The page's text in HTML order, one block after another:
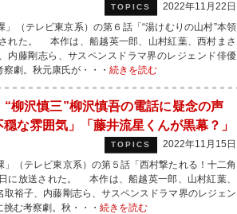
TOPICS
2022年11月22日
（テレビ東京系）の第６話「“湯けむりの山村”本領
れた。 本作は、船越英一郎、山村紅葉、西村まさ
内藤剛志ら、サスペンスドラマ界のレジェンド俳優
劇。秋元康氏が・・・ 続きを読む
“柳沢慎三”柳沢慎吾の電話に疑念の声
穏な雰囲気」「藤井流星くんが黒幕？」
TOPICS
2022年11月15日
（テレビ東京系）の第５話「西村撃たれる！十二角
に放送された。 本作は、船越英一郎、山村紅葉、
取裕子、内藤剛志ら、サスペンスドラマ界のレジェン
む考察劇。秋・・・ 続きを読む